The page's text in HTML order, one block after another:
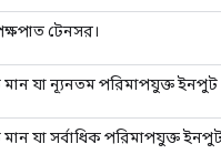
টেনসর।
মান যা ন্যূনতম পরিমাপযুক্ত
মান যা সর্বাধিক পরিমাপযুক্ত